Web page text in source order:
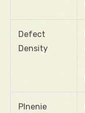
Defect
Density
Plnenie